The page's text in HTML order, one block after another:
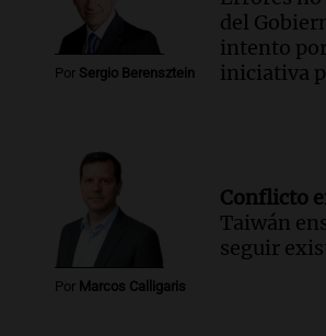
Audio.El reclamo del
tras las críticas de Caputo:
humanos que trabajamos"
Por Sergio Berensztein
del
intento
iniciativa
Por Marcos Calligaris
Conflicto
Taiwán
seguir